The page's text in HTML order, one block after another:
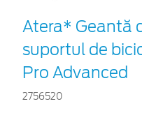
Atera* Geantă
suportul de
Pro Advanced
2756520